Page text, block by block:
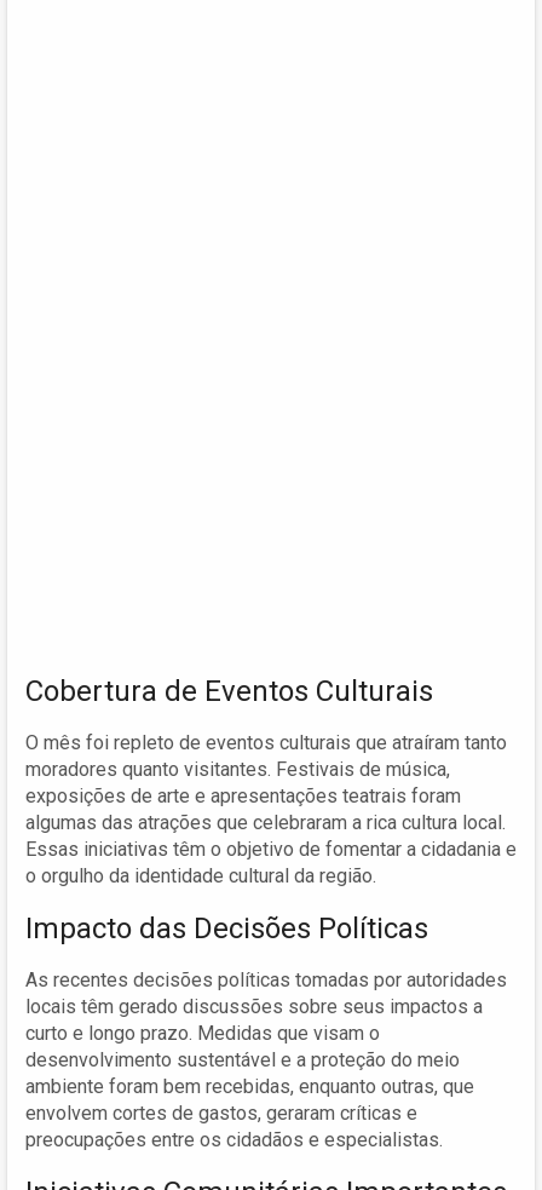
Cobertura de Eventos Culturais
O mês foi repleto de eventos culturais que atraíram tanto
moradores quanto visitantes. Festivais de música,
exposições de arte e apresentações teatrais foram
algumas das atrações que celebraram a rica cultura local.
Essas iniciativas têm o objetivo de fomentar a cidadania e
o orgulho da identidade cultural da região.
Impacto das Decisões Políticas
As recentes decisões políticas tomadas por autoridades
locais têm gerado discussões sobre seus impactos a
curto e longo prazo. Medidas que visam o
desenvolvimento sustentável e a proteção do meio
ambiente foram bem recebidas, enquanto outras, que
envolvem cortes de gastos, geraram críticas e
preocupações entre os cidadãos e especialistas.